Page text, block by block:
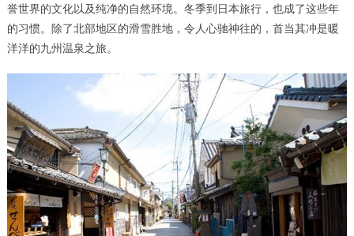
誉世界的文化以及纯净的自然环境。冬季到日本旅行，也成了这些年
的习惯。除了北部地区的滑雪胜地，令人心驰神往的，首当其冲是暖
洋洋的九州温泉之旅。